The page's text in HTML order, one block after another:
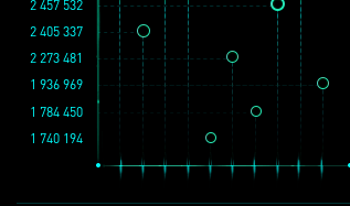
1 936 969
2 457 532
1 784 450
2 273 481
1 740 194
2 405 337